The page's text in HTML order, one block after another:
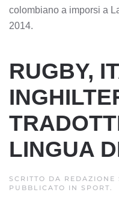
colombiano a imporsi a
2014.
RUGBY,
LINGUA
SCRITTO DA REDAZIONE
PUBBLICATO IN SPORT.